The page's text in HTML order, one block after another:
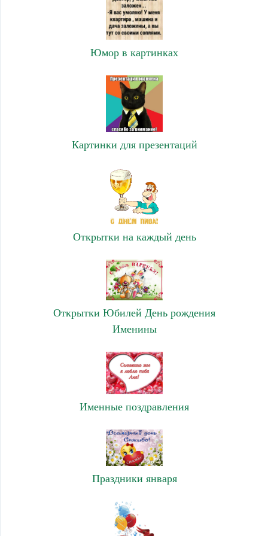
Юмор в картинках
Картинки для презентаций
Открытки на каждый день
Открытки Юбилей День рождения
Именины
Именные поздравления
Праздники января